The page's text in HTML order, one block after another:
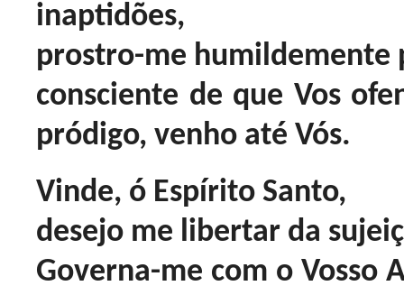
inaptidões,
prostro-me humildemente
consciente de que Vos
pródigo, venho até Vós.
Vinde, ó Espírito Santo,
desejo me libertar da
Governa-me com o Vosso